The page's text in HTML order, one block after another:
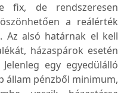
fix, de rendszeresen
a reálérték
Az alsó határnak el kell
házaspárok esetén
egy egyedülálló
állam pénzből minimum,